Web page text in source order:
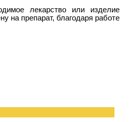
лекарство или изделие
на препарат, благодаря работе